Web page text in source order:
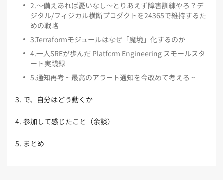
2.〜備えあれば憂いなし〜とりあえず障害訓練やろ？デ
ジタル/フィジカル横断プロダクトを24365で維持するた
めの戦略
3.Terraformモジュールはなぜ「魔境」化するのか
4.一人SREが歩んだ Platform Engineering スモールスタ
ート実践録
5.通知再考 ~ 最高のアラート通知を今改めて考える ~
3. で、自分はどう動くか
4. 参加して感じたこと（余談）
5. まとめ